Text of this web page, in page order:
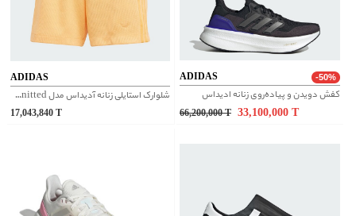
ADIDAS
شلوارک استایلی زنانه آدیداس مدل knitted کد IS2330
17,043,840
ADIDAS -50%
کفش دویدن و پیاده‌روی زنانه ادیداس
66,200,000 T 33,100,000